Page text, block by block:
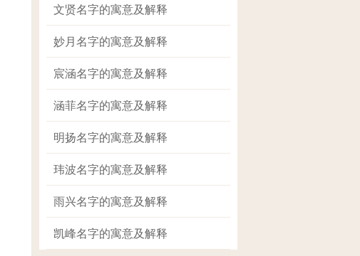
文贤名字的寓意及解释
妙月名字的寓意及解释
宸涵名字的寓意及解释
涵菲名字的寓意及解释
明扬名字的寓意及解释
玮波名字的寓意及解释
雨兴名字的寓意及解释
凯峰名字的寓意及解释